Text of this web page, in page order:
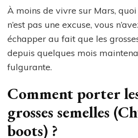
À moins de vivre sur Mars,
n’est pas une excuse, vous
échapper au fait que les
depuis quelques mois
fulgurante.
Comment porter
grosses semelles
boots) ?